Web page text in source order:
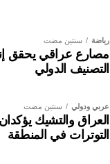
رياضة سنتين مضت
مصارع عراقي يحقق
التصنيف الدولي
عربي ودولي سنتين مضت
العراق والتشيك
التوترات في المنطقة